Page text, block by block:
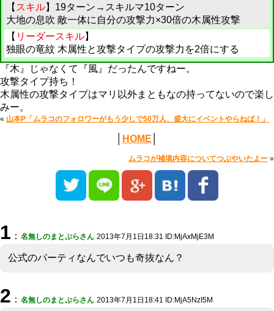
【 スキル】19ターン→スキルマ10ターン
大地の息吹 敵一体に自分の攻撃力×30倍の木属性攻撃
【 リーダースキル】
独眼の竜紋 木属性と攻撃タイプの攻撃力を2倍にする
『木』じゃなくて『風』だったんですねー。
攻撃タイプ持ち！
木属性の攻撃タイプはマリ以外まともなの持ってないので楽し
みー。
« 山本P「ムラコのフォロワーがもう少しで50万人、盛大にイベントやらねば！」
HOME
ムラコが補填内容についてつぶやいたよー »
1 ： 名無しのまとぷらさん 2013年7月1日18:31 ID:MjAxMjE3M
公式のパーティなんでいつも奇抜なん？
2 ： 名無しのまとぷらさん 2013年7月1日18:41 ID:MjA5NzI5M